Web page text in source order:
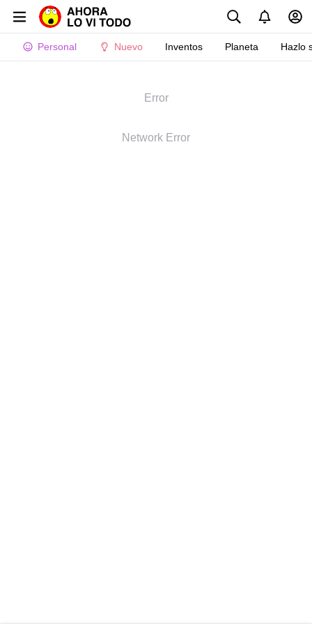
Personal Nuevo Inventos Planeta Hazlo
Error
Network Error